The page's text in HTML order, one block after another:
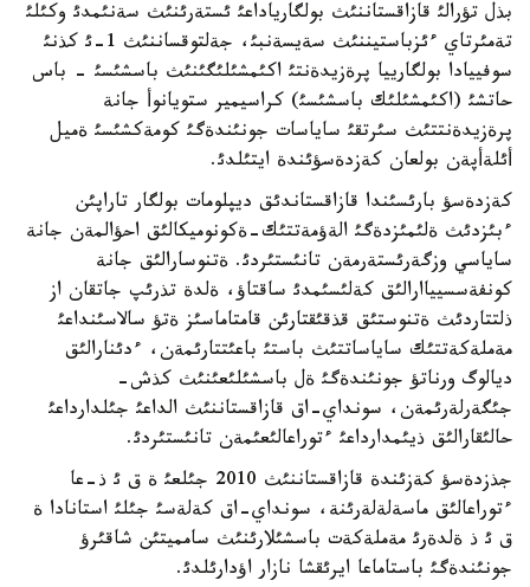
بذل تؤرالئ قازاقستاننئث بولگارياداعئ ئستةرئنئث سةنئمدئ وكئلئ
تةمئرتاي ءئزباستيننئث سةيسةنبئ، جةلتوقساننئث 1-ئ كذنئ
سوفييادا بولگارييا پرةزيدةنتئ اكئمشئلئگئنئث باسشئسئ - باس
حاتشئ (اكئمشئلئك باسشئسئ) كراسيمير ستويانوأ جانة
پرةزيدةنتتئث سئرتقئ ساياسات جونئندةگئ كومةكشئسئ ةميل
أئلةأپةن بولعان كةزدةسؤئندة ايتئلدئ.
كةزدةسؤ بارئسئندا قازاقستاندئق ديپلومات بولگار تاراپئن
ءبئزدئث ةلئمئزدةگئ الةؤمةتتئك-ةكونوميكالئق احؤالمةن جانة
ساياسي وزگةرئستةرمةن تانئستئردئ. ةتنوسارالئق جانة
كونفةسسيياارالئق كةلئسئمدئ ساقتاؤ، ةلدة تذرئپ جاتقان از
ذلتتاردئث ةتنوستئق قذقئقتارئن قامتاماسئز ةتؤ سالاسئنداعئ
مةملةكةتتئك ساياساتتئث باستئ باعئتتارئمةن، ءدئنارالئق
ديالوگ ورناتؤ جونئندةگئ ةل باسشئلئعئنئث كذش-
جئگةرلةرئمةن، سونداي-اق قازاقستاننئث الداعئ جئلدارداعئ
حالئقارالئق ذيئمدارداعئ ءتوراعالئعئمةن تانئستئردئ.
جذزدةسؤ كةزئندة قازاقستاننئث 2010 جئلعئ ة ق ئ ذ-عا
ءتوراعالئق ماسةلةلةرئنة، سونداي-اق كةلةسئ جئلئ استانادا ة
ق ئ ذ ةلدةرئ مةملةكةت باسشئلارئنئث سامميتئن شاقئرؤ
جونئندةگئ باستاماعا ايرئقشا نازار اؤدارئلدئ.